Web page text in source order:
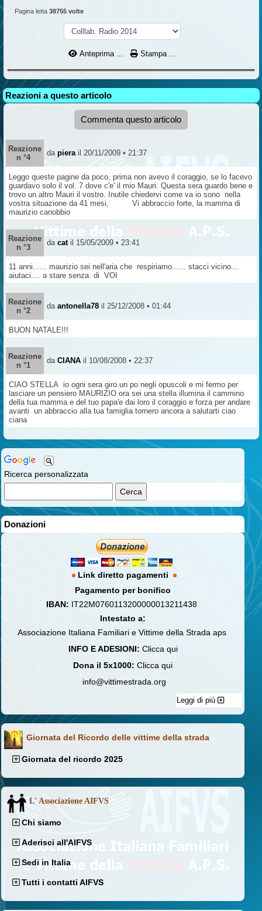
Ricerca personalizzata
Donazioni
Link diretto pagamenti
Pagamento per bonifico
IBAN: IT22M0760113200000013211438
Intestato a:
Associazione Italiana Familiari e Vittime della Strada aps
INFO E ADESIONI: Clicca qui
Dona il 5x1000: Clicca qui
info@vittimestrada.org
Leggi di più
Giornata del Ricordo delle vittime della strada
Giornata del ricordo 2025
L' Associazione AIFVS
Chi siamo
Aderisci all'AIFVS
Sedi in Italia
Tutti i contatti AIFVS
Pagina letta 38755 volte
Anteprima ... Stampa ...
Reazioni a questo articolo
Commenta questo articolo
Reazione
n °4
da piera il 20/11/2009 • 21:37
Leggo queste pagine da poco, prima non avevo il coraggio, se lo facevo
guardavo solo il vol. 7 dove c'e' il mio Mauri. Questa sera guardo bene e
trovo un altro Mauri il vostro. Inutile chiedervi come va io sono nella
vostra situazione da 41 mesi, Vi abbraccio forte, la mamma di
maurizio canobbio
Reazione
n °3
da cat il 15/05/2009 • 23:41
11 anni...... maurizio sei nell'aria che respiriamo...... stacci vicino...
aiutaci.... a stare senza di VOI
Reazione
n °2
da antonella78 il 25/12/2008 • 01:44
BUON NATALE!!!
Reazione
n °1
da CIANA il 10/08/2008 • 22:37
CIAO STELLA io ogni sera giro un po negli opuscoli e mi fermo per
lasciare un pensiero MAURIZIO ora sei una stella illumina il cammino
della tua mamma e del tuo papa'e dai loro il coraggio e forza per andare
avanti un abbraccio alla tua famiglia tornero ancora a salutarti ciao
ciana